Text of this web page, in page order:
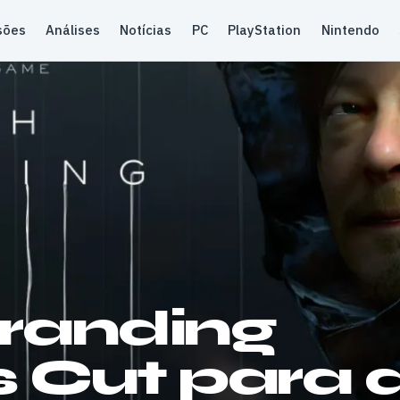
Análises Notícias PC PlayStation Nintendo
Cut para